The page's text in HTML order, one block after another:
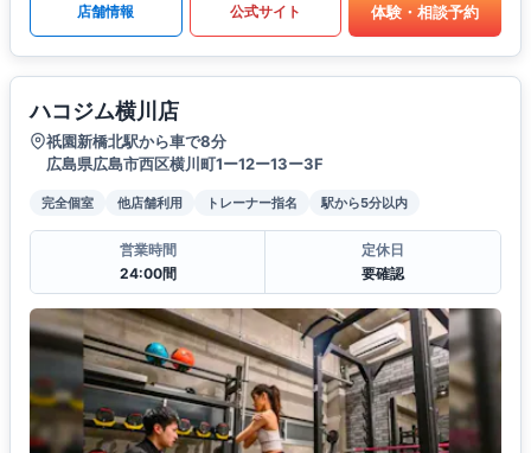
店舗情報 公式サイト 体験・相談予約
ハコジム横川店
祇園新橋北駅から車で8分
広島県広島市西区横川町1ー12ー13ー3F
完全個室 他店舗利用 トレーナー指名 駅から5分以内
営業時間
24:00間
定休日
要確認